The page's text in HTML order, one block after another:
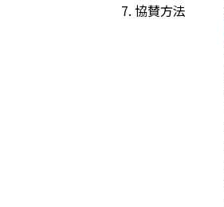
7. 協賛方法